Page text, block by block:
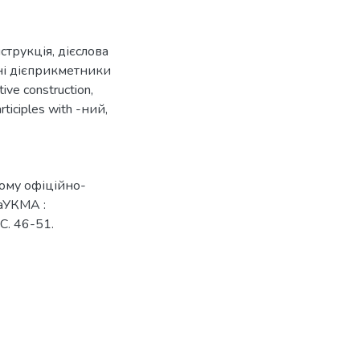
, дієслова
дієприкметники
construction,
with -ний,
офіційно-
:
46-51.